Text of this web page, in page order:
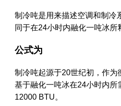
制冷吨是用来描述空调和制冷
同于在24小时内融化一吨冰所
公式为
制冷吨起源于20世纪初，作为
基于融化一吨冰在24小时内所
12000 BTU。